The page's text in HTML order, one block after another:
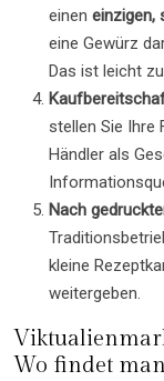
einen einzigen,
eine Gewürz
Das ist leicht
stellen Sie Ihre
Händler als
Nach
kleine
weitergeben.
Wo findet